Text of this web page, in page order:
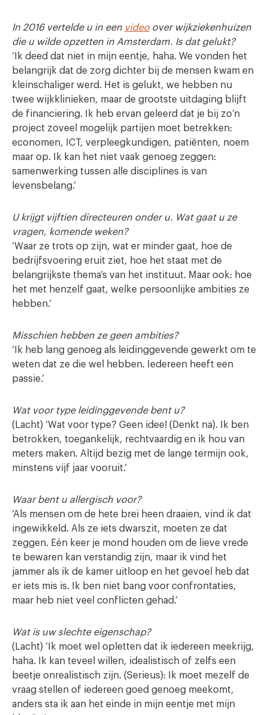
In 2016 vertelde u in een videoover wijkziekenhuizen
die u wilde opzetten in Amsterdam. Is dat gelukt?
‘Ik deed dat niet in mijn eentje, haha. We vonden het
belangrijk dat de zorg dichter bij de mensen kwam en
kleinschaliger werd. Het is gelukt, we hebben nu
twee wijkklinieken, maar de grootste uitdaging blijft
de financiering. Ik heb ervan geleerd dat je bij zo’n
project zoveel mogelijk partijen moet betrekken:
economen, ICT, verpleegkundigen, patiënten, noem
maar op. Ik kan het niet vaak genoeg zeggen:
samenwerking tussen alle disciplines is van
levensbelang.’
U krijgt vijftien directeuren onder u. Wat gaat u ze
vragen, komende weken?
‘Waar ze trots op zijn, wat er minder gaat, hoe de
bedrijfsvoering eruit ziet, hoe het staat met de
belangrijkste thema’s van het instituut. Maar ook: hoe
het met henzelf gaat, welke persoonlijke ambities ze
hebben.’
Misschien hebben ze geen ambities?
‘Ik heb lang genoeg als leidinggevende gewerkt om te
weten dat ze die wel hebben. Iedereen heeft een
passie.’
Wat voor type leidinggevende bent u?
(Lacht) ‘Wat voor type? Geen idee! (Denkt na). Ik ben
betrokken, toegankelijk, rechtvaardig en ik hou van
meters maken. Altijd bezig met de lange termijn ook,
minstens vijf jaar vooruit.’
Waar bent u allergisch voor?
‘Als mensen om de hete brei heen draaien, vind ik dat
ingewikkeld. Als ze iets dwarszit, moeten ze dat
zeggen. Eén keer je mond houden om de lieve vrede
te bewaren kan verstandig zijn, maar ik vind het
jammer als ik de kamer uitloop en het gevoel heb dat
er iets mis is. Ik ben niet bang voor confrontaties,
maar heb niet veel conflicten gehad.’
Wat is uw slechte eigenschap?
(Lacht) ‘Ik moet wel opletten dat ik iedereen meekrijg,
haha. Ik kan teveel willen, idealistisch of zelfs een
beetje onrealistisch zijn. (Serieus): Ik moet mezelf de
vraag stellen of iedereen goed genoeg meekomt,
anders sta ik aan het einde in mijn eentje met mijn